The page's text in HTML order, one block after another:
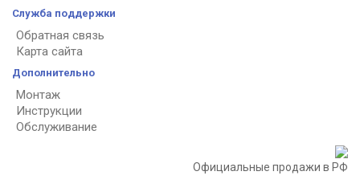
Служба поддержки
Обратная связь
Карта сайта
Дополнительно
Монтаж
Инструкции
Обслуживание
Официальные продажи в РФ